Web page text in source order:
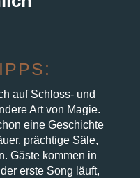
auf Schloss- und
Art von Magie.
eine Geschichte
prächtige Säle,
Gäste kommen in
erste Song läuft,